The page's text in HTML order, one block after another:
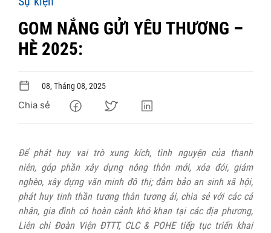
GOM NẮNG GỬI YÊU THƯƠNG –
HÈ 2025:
08, Tháng 08, 2025
Chia sẻ
Để phát huy vai trò xung kích, tình nguyện của thanh
niên, góp phần xây dựng nông thôn mới, xóa đói, giảm
nghèo, xây dựng văn minh đô thị; đảm bảo an sinh xã hội,
phát huy tinh thần tương thân tương ái, chia sẻ với các cá
nhân, gia đình có hoàn cảnh khó khan tại các địa phương,
Liên chi Đoàn Viện ĐTTT, CLC & POHE tiếp tục triển khai